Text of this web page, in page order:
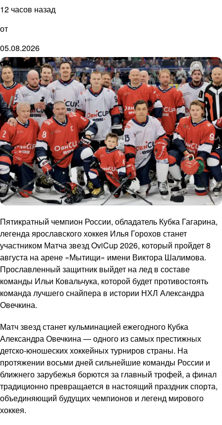
12 часов назад
от
05.08.2026
Пятикратный чемпион России, обладатель Кубка Гагарина,
легенда ярославского хоккея Илья Горохов станет
участником Матча звезд OviCup 2026, который пройдет 8
августа на арене «Мытищи» имени Виктора Шалимова.
Прославленный защитник выйдет на лед в составе
команды Ильи Ковальчука, которой будет противостоять
команда лучшего снайпера в истории НХЛ Александра
Овечкина.
Матч звезд станет кульминацией ежегодного Кубка
Александра Овечкина — одного из самых престижных
детско-юношеских хоккейных турниров страны. На
протяжении восьми дней сильнейшие команды России и
ближнего зарубежья борются за главный трофей, а финал
традиционно превращается в настоящий праздник спорта,
объединяющий будущих чемпионов и легенд мирового
хоккея.